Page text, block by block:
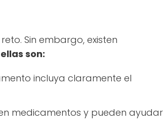
Sin embargo, existen
son:
incluya claramente el
medicamentos y pueden ayudar